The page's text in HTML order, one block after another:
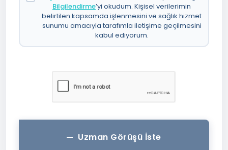
Bilgilendirme’yi okudum. Kişisel verilerimin
belirtilen kapsamda işlenmesini ve sağlık hizmet
sunumu amacıyla tarafımla iletişime geçilmesini
kabul ediyorum.
Uzman Görüşü İste